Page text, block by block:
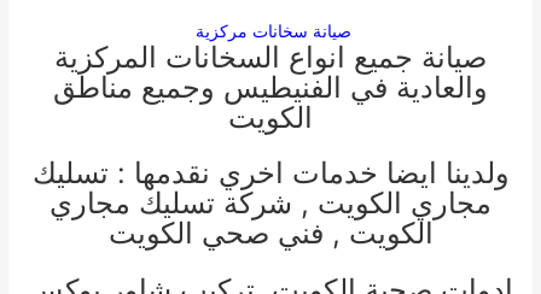
صيانة سخانات مركزية
صيانة جميع انواع السخانات المركزية
والعادية في الفنيطيس وجميع مناطق
الكويت
ولدينا ايضا خدمات اخري نقدمها : تسليك
مجاري الكويت , شركة تسليك مجاري
الكويت , فني صحي الكويت